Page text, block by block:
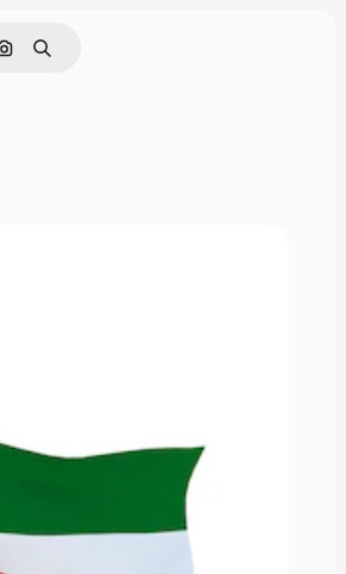
Pesquisar por imagem
Buscar